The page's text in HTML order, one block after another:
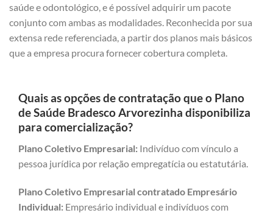
saúde e odontológico, e é possível adquirir um pacote
conjunto com ambas as modalidades. Reconhecida por sua
extensa rede referenciada, a partir dos planos mais básicos
que a empresa procura fornecer cobertura completa.
Quais as opções de contratação que o Plano
de Saúde Bradesco Arvorezinha disponibiliza
para comercialização?
Plano Coletivo Empresarial: Indivíduo com vínculo a
pessoa jurídica por relação empregatícia ou estatutária.
Plano Coletivo Empresarial contratado Empresário
Individual: Empresário individual e indivíduos com